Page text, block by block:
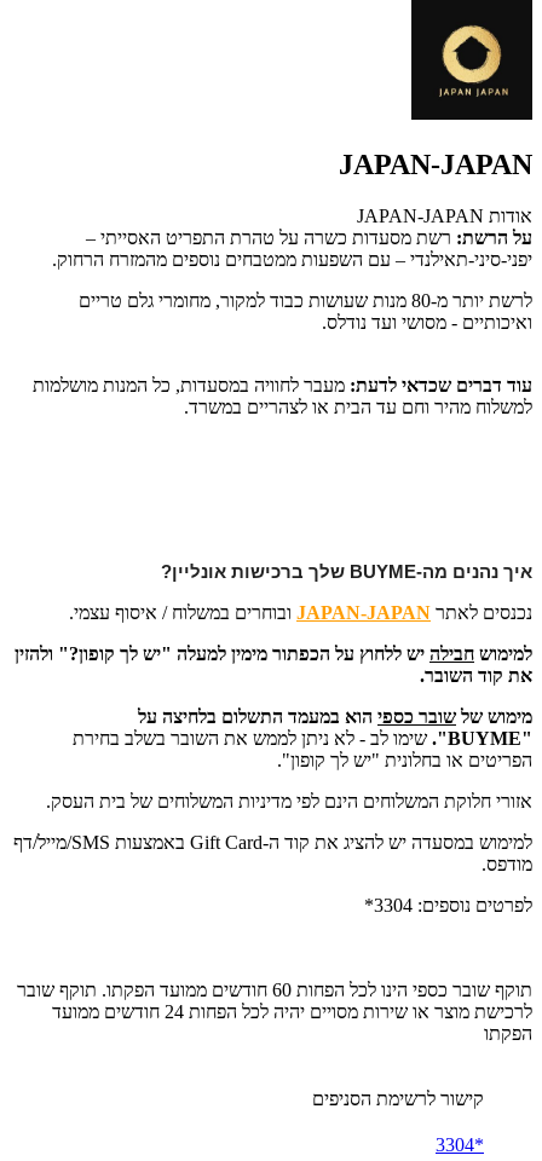
JAPAN-JAPAN
אודות JAPAN-JAPAN
על הרשת: רשת מסעדות כשרה על טהרת התפריט האסייתי –
יפני-סיני-תאילנדי – עם השפעות ממטבחים נוספים מהמזרח הרחוק.
לרשת יותר מ-80 מנות שעושות כבוד למקור, מחומרי גלם טריים
ואיכותיים - מסושי ועד נודלס.
עוד דברים שכדאי לדעת: מעבר לחוויה במסעדות, כל המנות מושלמות
למשלוח מהיר וחם עד הבית או לצהריים במשרד.
איך נהנים מה-BUYME שלך ברכישות אונליין?
נכנסים לאתר JAPAN-JAPAN ובוחרים במשלוח / איסוף עצמי.
למימוש חבילה יש ללחוץ על הכפתור מימין למעלה "יש לך קופון?" ולהזין
את קוד השובר.
מימוש של שובר כספי הוא במעמד התשלום בלחיצה על
"BUYME".
שימו לב - לא ניתן לממש את השובר בשלב בחירת
הפריטים או בחלונית "יש לך קופון".
אזורי חלוקת המשלוחים הינם לפי מדיניות המשלוחים של בית העסק.
למימוש במסעדה יש להציג את קוד ה-Gift Card באמצעות SMS/מייל/דף
מודפס.
לפרטים נוספים: 3304*
תוקף שובר כספי הינו לכל הפחות 60 חודשים ממועד הפקתו. תוקף שובר
לרכישת מוצר או שירות מסויים יהיה לכל הפחות 24 חודשים ממועד
הפקתו
קישור לרשימת הסניפים
*3304